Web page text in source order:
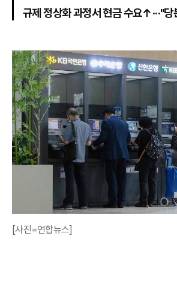
규제 정상화 과정서 현금 수요↑···"
[사진=연합뉴스]